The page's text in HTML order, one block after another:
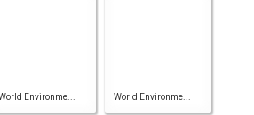
Environme... World Environme...